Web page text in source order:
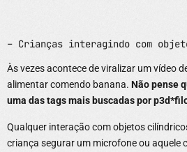
– Crianças interagindo com
Às vezes acontece de viralizar um vídeo
alimentar comendo banana. Não pense
uma das tags mais buscadas por
Qualquer interação com objetos
criança segurar um microfone ou aquele